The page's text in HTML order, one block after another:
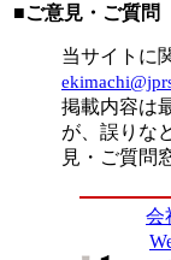
■ご意見・ご質問
当サイトに
掲載内容は
が、誤りな
見・ご質問
会